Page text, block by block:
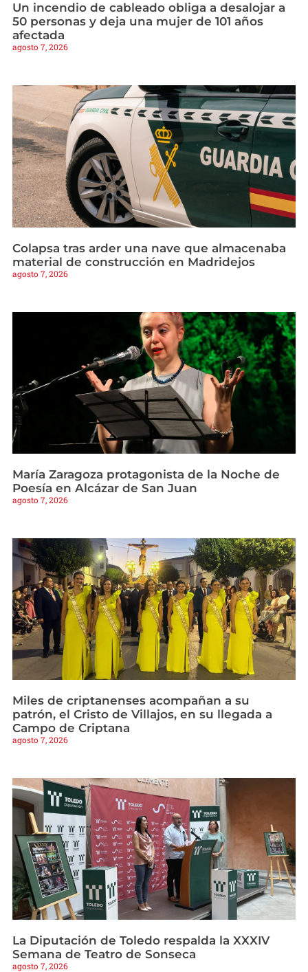
Un incendio de cableado obliga a desalojar a
50 personas y deja una mujer de 101 años
afectada
agosto 7, 2026
Colapsa tras arder una nave que almacenaba
material de construcción en Madridejos
agosto 7, 2026
María Zaragoza protagonista de la Noche de
Poesía en Alcázar de San Juan
agosto 7, 2026
Miles de criptanenses acompañan a su
patrón, el Cristo de Villajos, en su llegada a
Campo de Criptana
agosto 7, 2026
La Diputación de Toledo respalda la XXXIV
Semana de Teatro de Sonseca
agosto 7, 2026